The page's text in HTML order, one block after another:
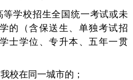
等学校招生全国统一考试或未
的（含保送生、单独考试招
士学位、专升本、五年一贯
校在同一城市的；